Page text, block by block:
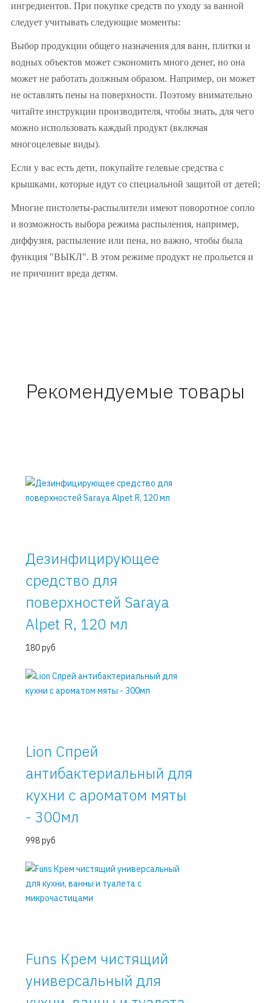
ингредиентов. При покупке средств по уходу за ванной
следует учитывать следующие моменты:
Выбор продукции общего назначения для ванн, плитки и
водных объектов может сэкономить много денег, но она
может не работать должным образом. Например, он может
не оставлять пены на поверхности. Поэтому внимательно
читайте инструкции производителя, чтобы знать, для чего
можно использовать каждый продукт (включая
многоцелевые виды).
Если у вас есть дети, покупайте гелевые средства с
крышками, которые идут со специальной защитой от детей;
Многие пистолеты-распылители имеют поворотное сопло
и возможность выбора режима распыления, например,
диффузия, распыление или пена, но важно, чтобы была
функция "ВЫКЛ". В этом режиме продукт не прольется и
не причинит вреда детям.
Рекомендуемые товары
Дезинфицирующее
средство для
поверхностей Saraya
Alpet R, 120 мл
180 руб
Lion Спрей
антибактериальный для
кухни c ароматом мяты
- 300мл
998 руб
Funs Крем чистящий
универсальный для